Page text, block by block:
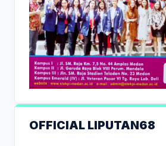
OFFICIAL LIPUTAN68